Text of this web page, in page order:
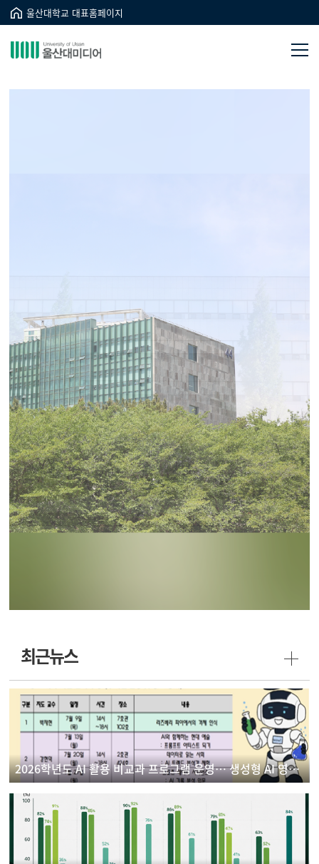
울산대학교 대표홈페이지
최근뉴스
2026학년도 AI 활용 비교과 프로그램 운영… 생성형 AI 영상 제작 실습으로 디지털 역량 강화